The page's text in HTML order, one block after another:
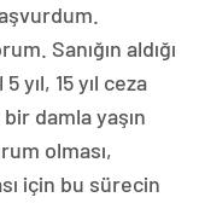
Sanığın aldığı
yıl, 15 yıl ceza
damla yaşın
olması,
için bu sürecin